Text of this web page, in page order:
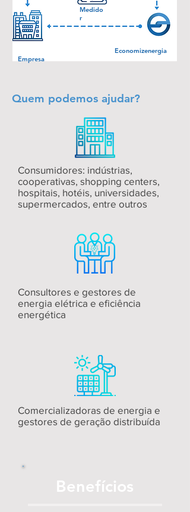
Empresa
Medido
r
Economizenergia
Quem podemos ajudar?
Consumidores: indústrias,
cooperativas, shopping centers,
hospitais, hotéis, universidades,
supermercados, entre outros
Consultores e gestores de
energia elétrica e eficiência
energética
Comercializadoras de energia e
gestores de geração distribuída
Benefícios